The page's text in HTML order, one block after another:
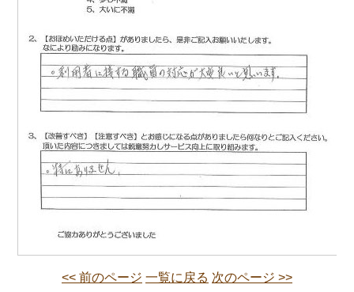
<< 前のページ 一覧に戻る 次のページ >>